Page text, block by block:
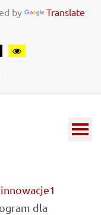
by Translate
Kontrast
żółto-
dla